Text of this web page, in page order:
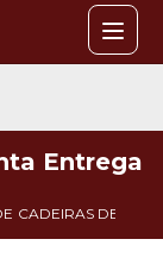
ESCRITORIO A
CADEIRAS DE
Entrega